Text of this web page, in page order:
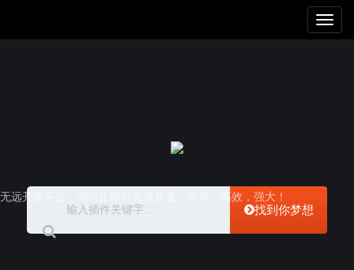
Toggle
无远开发平台，写SQL即可完成开发，简单，高效，强大！
找到你梦想